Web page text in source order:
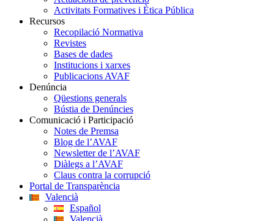
Activitats Formatives i Ètica Pública
Recursos
Recopilació Normativa
Revistes
Bases de dades
Institucions i xarxes
Publicacions AVAF
Denúncia
Qüestions generals
Bústia de Denúncies
Comunicació i Participació
Notes de Premsa
Blog de l’AVAF
Newsletter de l’AVAF
Diàlegs a l’AVAF
Claus contra la corrupció
Portal de Transparència
Valencià
Español
Valencià